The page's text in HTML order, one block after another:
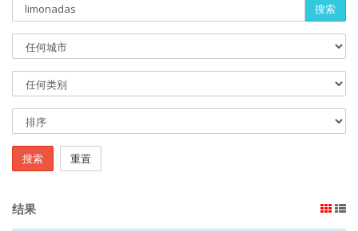
搜索
搜索 重置
结果